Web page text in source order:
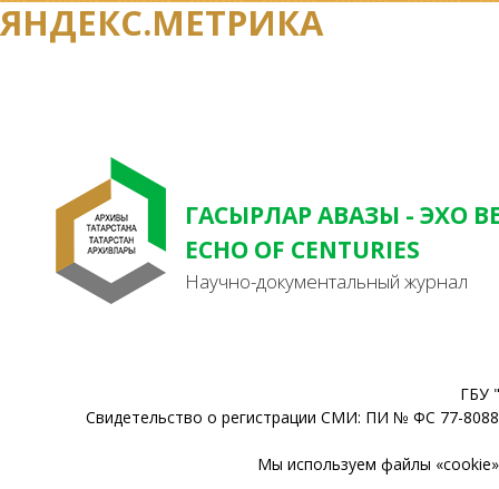
ЯНДЕКС.МЕТРИКА
ГАСЫРЛАР АВАЗЫ - ЭХО
ECHO OF CENTURIES
Научно-документальный журнал
ГБУ
Свидетельство о регистрации СМИ: ПИ № ФС 77-
Мы используем файлы «cookie»